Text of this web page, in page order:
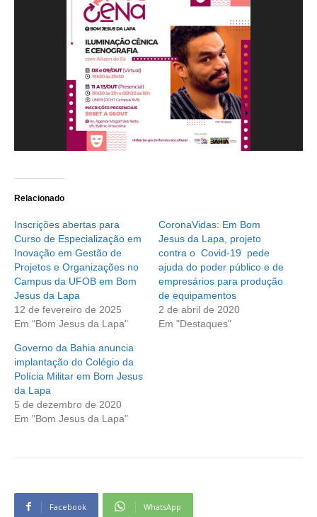
Relacionado
Inscrições abertas para
Curso de Especialização em
Inovação em Gestão de
Projetos e Organizações no
Campus da UFOB em Bom
Jesus da Lapa
12 de fevereiro de 2025
Em "Bom Jesus da Lapa"
CoronaVidas: Em Bom
Jesus da Lapa, projeto
contra o Covid-19 pede
ajuda do poder público e de
empresários para produção
de equipamentos
2 de abril de 2020
Em "Destaques"
Governo da Bahia anuncia
implantação do Colégio da
Polícia Militar em Bom Jesus
da Lapa
5 de dezembro de 2020
Em "Bom Jesus da Lapa"
Facebook WhatsApp